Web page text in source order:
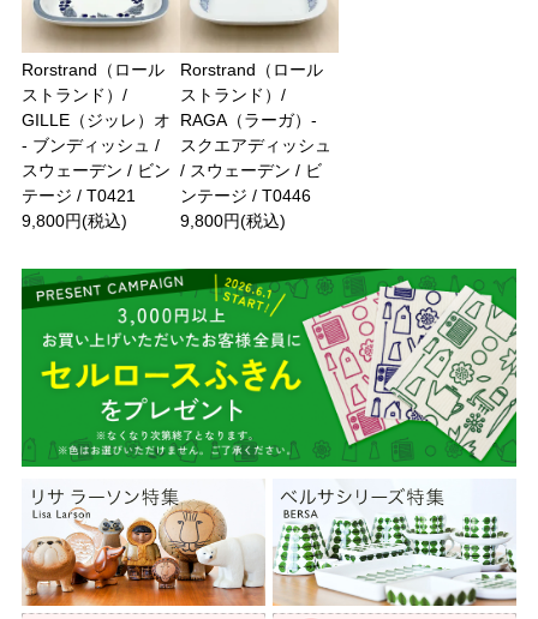
Rorstrand（ロール
ストランド）/
GILLE（ジッレ）オ
- ブンディッシュ /
スウェーデン / ビン
テージ / T0421
9,800円(税込)
Rorstrand（ロール
ストランド）/
RAGA（ラーガ）-
スクエアディッシュ
/ スウェーデン / ビ
ンテージ / T0446
9,800円(税込)